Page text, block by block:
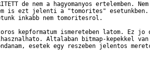
de nem a hagyomanyos ertelemben.
is ezt jelenti a "tomorites" esetunkben.
inkabb nem tomoritesrol.
kepformatum ismereteben latom. Ez
Altalaban bitmap-kepekkel
esetek egy reszeben jelentos